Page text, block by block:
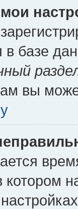
в базе
вы
котором